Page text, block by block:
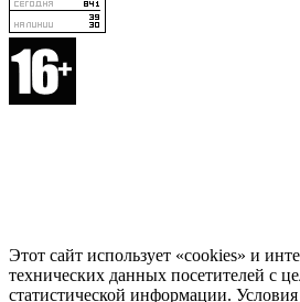
Этот сайт использует «cookies» и
технических данных посетителей с
статистической информации.